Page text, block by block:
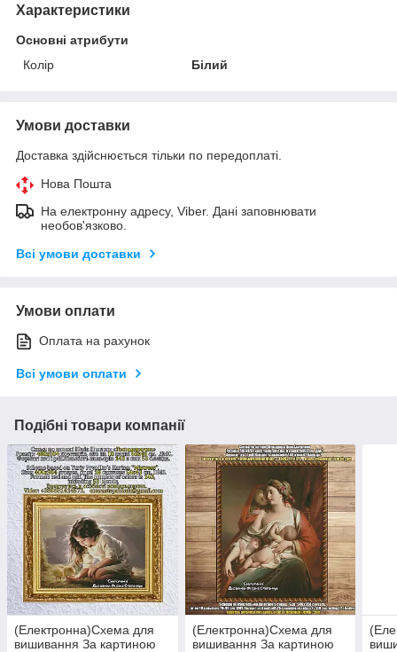
Характеристики
Основні атрибути
Колір
Білий
Умови доставки
Доставка здійснюється тільки по передоплаті.
Нова Пошта
На електронну адресу, Viber. Дані заповнювати
необов'язково.
Всі умови доставки
Умови оплати
Оплата на рахунок
Всі умови оплати
Подібні товари компанії
(Електронна)Схема для
вишивання За картиною
(Електронна)Схема для
вишивання За картиною